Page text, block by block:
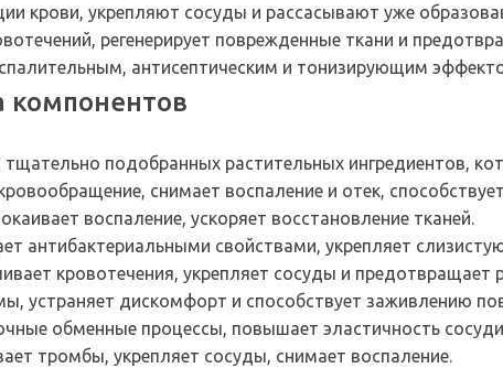
крови, укрепляют сосуды и рассасывают уже
регенерирует поврежденные ткани и
антисептическим и тонизирующим
компонентов
тщательно подобранных растительных ингредиентов,
снимает воспаление и отек,
воспаление, ускоряет восстановление тканей.
антибактериальными свойствами, укрепляет
кровотечения, укрепляет сосуды и предотвращает
устраняет дискомфорт и способствует заживлению
обменные процессы, повышает эластичность
тромбы, укрепляет сосуды, снимает воспаление.